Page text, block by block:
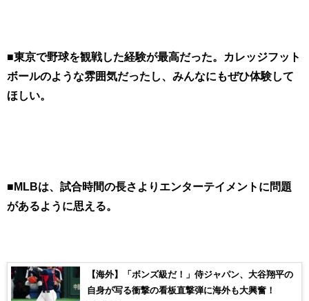
■東京で野球を観戦した経験が最高だった。カレッジフット
ボールのような雰囲気だったし、みんなにもぜひ体験して
ほしい。
■MLBは、試合時間の長さよりエンターテイメントに問題
があるように思える。
【海外】「ボンズ級だ！」侍ジャパン、大谷翔平の
自身が写る衝撃の看板直撃弾に海外も大興奮！